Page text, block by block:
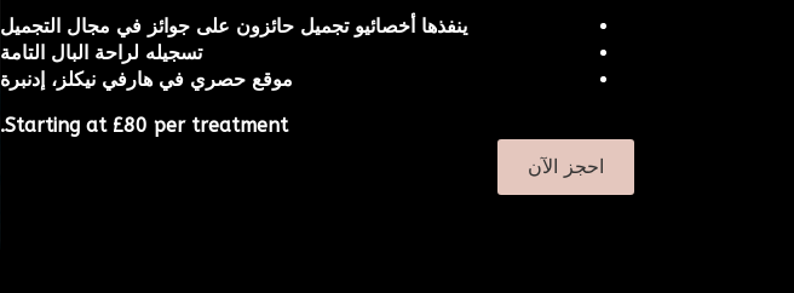
ينفذها أخصائيو تجميل حائزون على جوائز في مجال التجميل
تسجيله لراحة البال التامة
موقع حصري في هارفي نيكلز، إدنبرة
Starting at £80 per treatment.
احجز الآن